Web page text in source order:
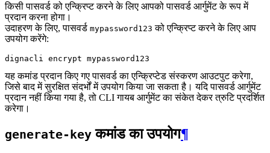
किसी पासवर्ड को एन्क्रिप्ट करने के लिए आपको पासवर्ड आर्गुमेंट के रूप में
प्रदान करना होगा।
उदाहरण के लिए, पासवर्ड mypassword123 को एन्क्रिप्ट करने के लिए आप
उपयोग करेंगे:
dignacli encrypt
यह कमांड प्रदान किए गए पासवर्ड का एन्क्रिप्टेड संस्करण आउटपुट करेगा,
जिसे बाद में सुरक्षित संदर्भों में उपयोग किया जा सकता है। यदि पासवर्ड आर्गुमेंट
प्रदान नहीं किया गया है, तो CLI गायब आर्गुमेंट का संकेत देकर त्रुटि प्रदर्शित
करेगा।
generate-key कमांड का उपयोग¶